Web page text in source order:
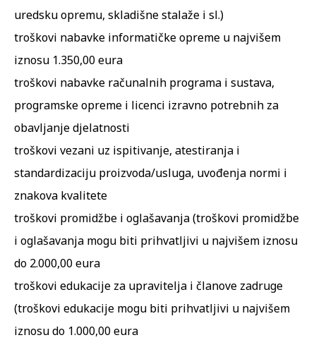
uredsku opremu, skladišne stalaže i sl.)
troškovi nabavke informatičke opreme u najvišem
iznosu 1.350,00 eura
troškovi nabavke računalnih programa i sustava,
programske opreme i licenci izravno potrebnih za
obavljanje djelatnosti
troškovi vezani uz ispitivanje, atestiranja i
standardizaciju proizvoda/usluga, uvođenja normi i
znakova kvalitete
troškovi promidžbe i oglašavanja (troškovi promidžbe
i oglašavanja mogu biti prihvatljivi u najvišem iznosu
do 2.000,00 eura
troškovi edukacije za upravitelja i članove zadruge
(troškovi edukacije mogu biti prihvatljivi u najvišem
iznosu do 1.000,00 eura